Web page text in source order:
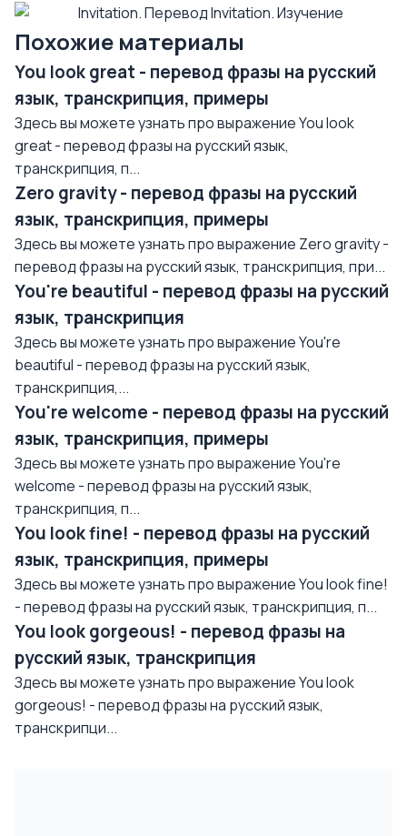
Похожие материалы
You look great - перевод фразы на русский
язык, транскрипция, примеры
Здесь вы можете узнать про выражение You look
great - перевод фразы на русский язык,
транскрипция, п...
Zero gravity - перевод фразы на русский
язык, транскрипция, примеры
Здесь вы можете узнать про выражение Zero gravity -
перевод фразы на русский язык, транскрипция, при...
You're beautiful - перевод фразы на русский
язык, транскрипция
Здесь вы можете узнать про выражение You're
beautiful - перевод фразы на русский язык,
транскрипция,...
You're welcome - перевод фразы на русский
язык, транскрипция, примеры
Здесь вы можете узнать про выражение You're
welcome - перевод фразы на русский язык,
транскрипция, п...
You look fine! - перевод фразы на русский
язык, транскрипция, примеры
Здесь вы можете узнать про выражение You look fine!
- перевод фразы на русский язык, транскрипция, п...
You look gorgeous! - перевод фразы на
русский язык, транскрипция
Здесь вы можете узнать про выражение You look
gorgeous! - перевод фразы на русский язык,
транскрипци...